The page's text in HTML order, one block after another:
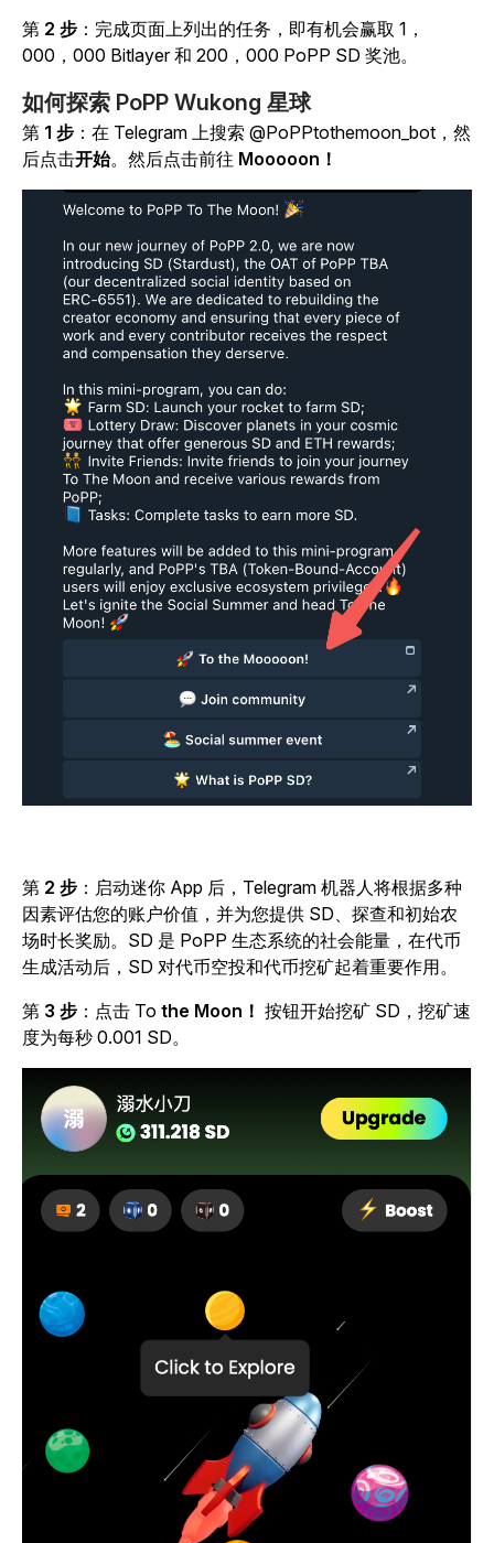
第 2 步 ：完成页面上列出的任务，即有机会赢取 1，
000，000 Bitlayer 和 200，000 PoPP SD 奖池。
如何探索 PoPP Wukong 星球
第 1 步 ：在 Telegram 上搜索 @PoPPtothemoon_bot，然
后点击开始。然后点击前往 Mooooon！
第 2 步 ：启动迷你 App 后，Telegram 机器人将根据多种
因素评估您的账户价值，并为您提供 SD、探查和初始农
场时长奖励。SD 是 PoPP 生态系统的社会能量，在代币
生成活动后，SD 对代币空投和代币挖矿起着重要作用。
第 3 步 ：点击 To the Moon！ 按钮开始挖矿 SD，挖矿速
度为每秒 0.001 SD。